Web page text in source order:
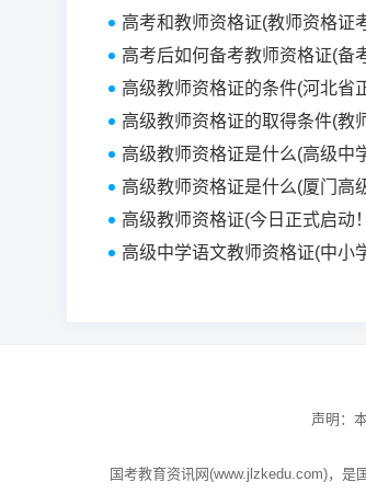
高考和教师资格证(教师资格证
高考后如何备考教师资格证(备
高级教师资格证的条件(河北省
高级教师资格证的取得条件(教
高级教师资格证是什么(高级中
高级教师资格证是什么(厦门高
高级教师资格证(今日正式启动
高级中学语文教师资格证(中小
声明：
国考教育资讯网(www.jlzkedu.com)，是